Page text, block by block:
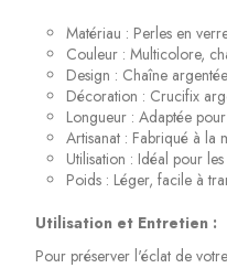
Matériau : Perles en
Couleur : Multicolore,
Design : Chaîne
Décoration : Crucifix
Longueur : Adaptée
Artisanat : Fabriqué à la
Utilisation : Idéal pour
Poids : Léger, facile à
Utilisation et Entretien :
Pour préserver l'éclat de